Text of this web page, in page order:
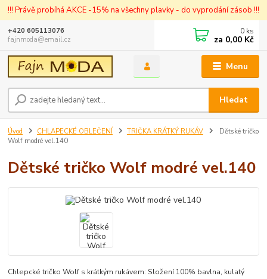
!!! Právě probíhá AKCE -15% na všechny plavky - do vyprodání zásob !!!
Menu
Hledat
+420 605113076
fajnmoda@email.cz
0 ks
za 0,00 Kč
Úvod CHLAPECKÉ OBLEČENÍ TRIČKA KRÁTKÝ RUKÁV
Dětské tričko
Wolf modré vel.140
Dětské tričko Wolf modré vel.140
Chlepcké tričko Wolf s krátkým rukávem: Složení 100% bavlna, kulatý